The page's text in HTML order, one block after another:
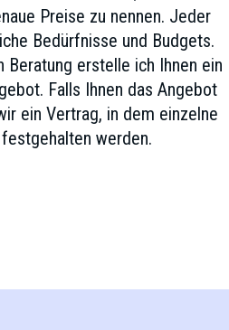
Preise zu nennen. Jeder
Bedürfnisse und Budgets.
Beratung erstelle ich Ihnen ein
Falls Ihnen das Angebot
ein Vertrag, in dem einzelne
werden.